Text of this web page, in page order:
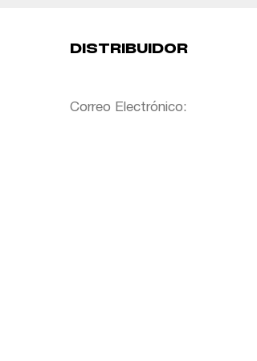
DISTRIBUIDOR
Correo Electrónico: